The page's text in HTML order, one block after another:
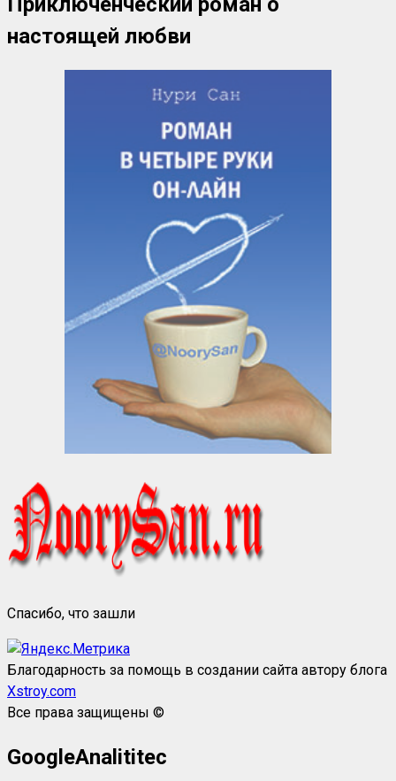
настоящей любви
Спасибо, что зашли
Благодарность за помощь в создании сайта автору блога
Xstroy.com
Все права защищены ©
GoogleAnalititec